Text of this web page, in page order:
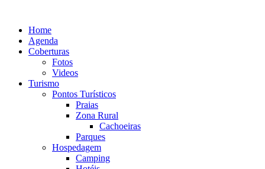
conteúdo
Home
Agenda
Coberturas
Fotos
Videos
Turismo
Pontos Turísticos
Praias
Zona Rural
Cachoeiras
Parques
Hospedagem
Camping